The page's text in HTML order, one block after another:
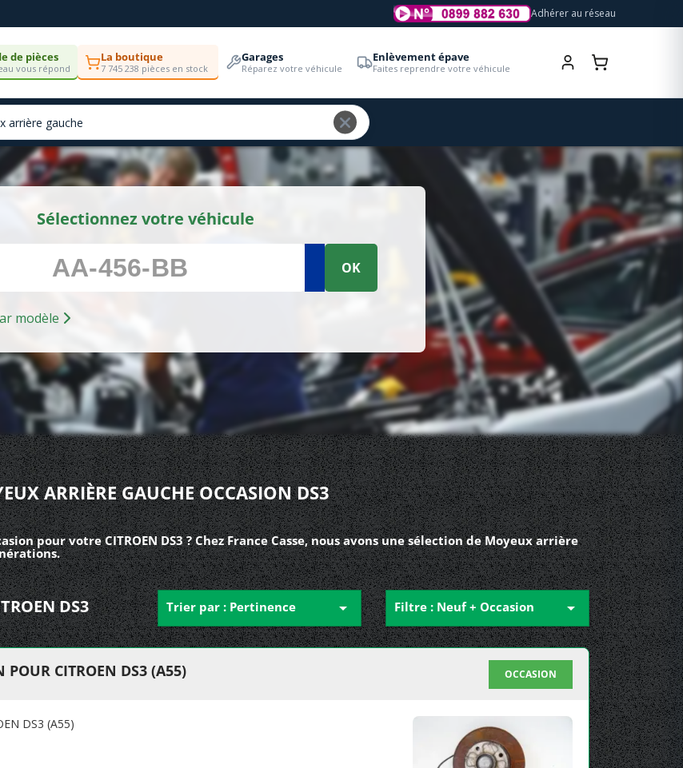
Adhérer au réseau
de pièces
vous répond
La boutique
7 745 238 pièces en stock
Garages
Réparez votre véhicule
Enlèvement épave
Faites reprendre votre véhicule
Sélectionnez votre véhicule
OK
Rechercher par modèle
ARRIÈRE GAUCHE OCCASION DS3
pour votre CITROEN DS3 ? Chez France Casse, nous avons une sélection de Moyeux arrière
DS3
Trier par : Pertinence  Filtre : Neuf + Occasion 
POUR CITROEN DS3 (A55) OCCASION
DS3 (A55)